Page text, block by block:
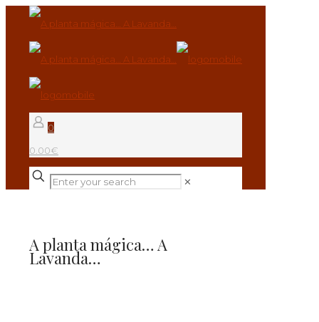
0
0.00€
✕
A planta mágica… A
Lavanda…